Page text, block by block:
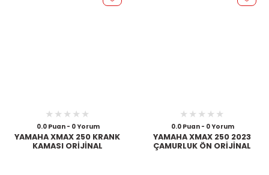
0.0 Puan - 0 Yorum
YAMAHA XMAX 250 KRANK
KAMASI ORİJİNAL
0.0 Puan - 0 Yorum
YAMAHA XMAX 250 2023
ÇAMURLUK ÖN ORİJİNAL